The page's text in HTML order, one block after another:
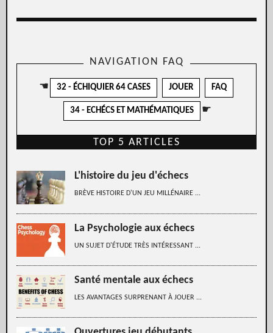
NAVIGATION FAQ
☚ 32 - ÉCHIQUIER 64 CASES JOUER FAQ
34 - ECHÉCS ET MATHÉMATIQUES ☛
TOP 5 ARTICLES
L'histoire du jeu d'échecs
BRÈVE HISTOIRE D'UN JEU MILLÉNAIRE ...
La Psychologie aux échecs
UN SUJET D'ÉTUDE TRÈS INTÉRESSANT ...
Santé mentale aux échecs
LES AVANTAGES SURPRENANT À JOUER ...